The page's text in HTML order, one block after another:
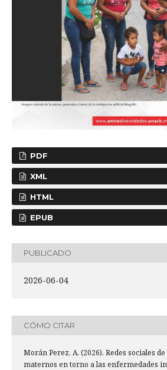
PDF
XML
HTML
EPUB
PUBLICADO
2026-06-04
CÓMO CITAR
Morán Perez, A. (2026). Redes sociales
maternos en torno a las enfermedades